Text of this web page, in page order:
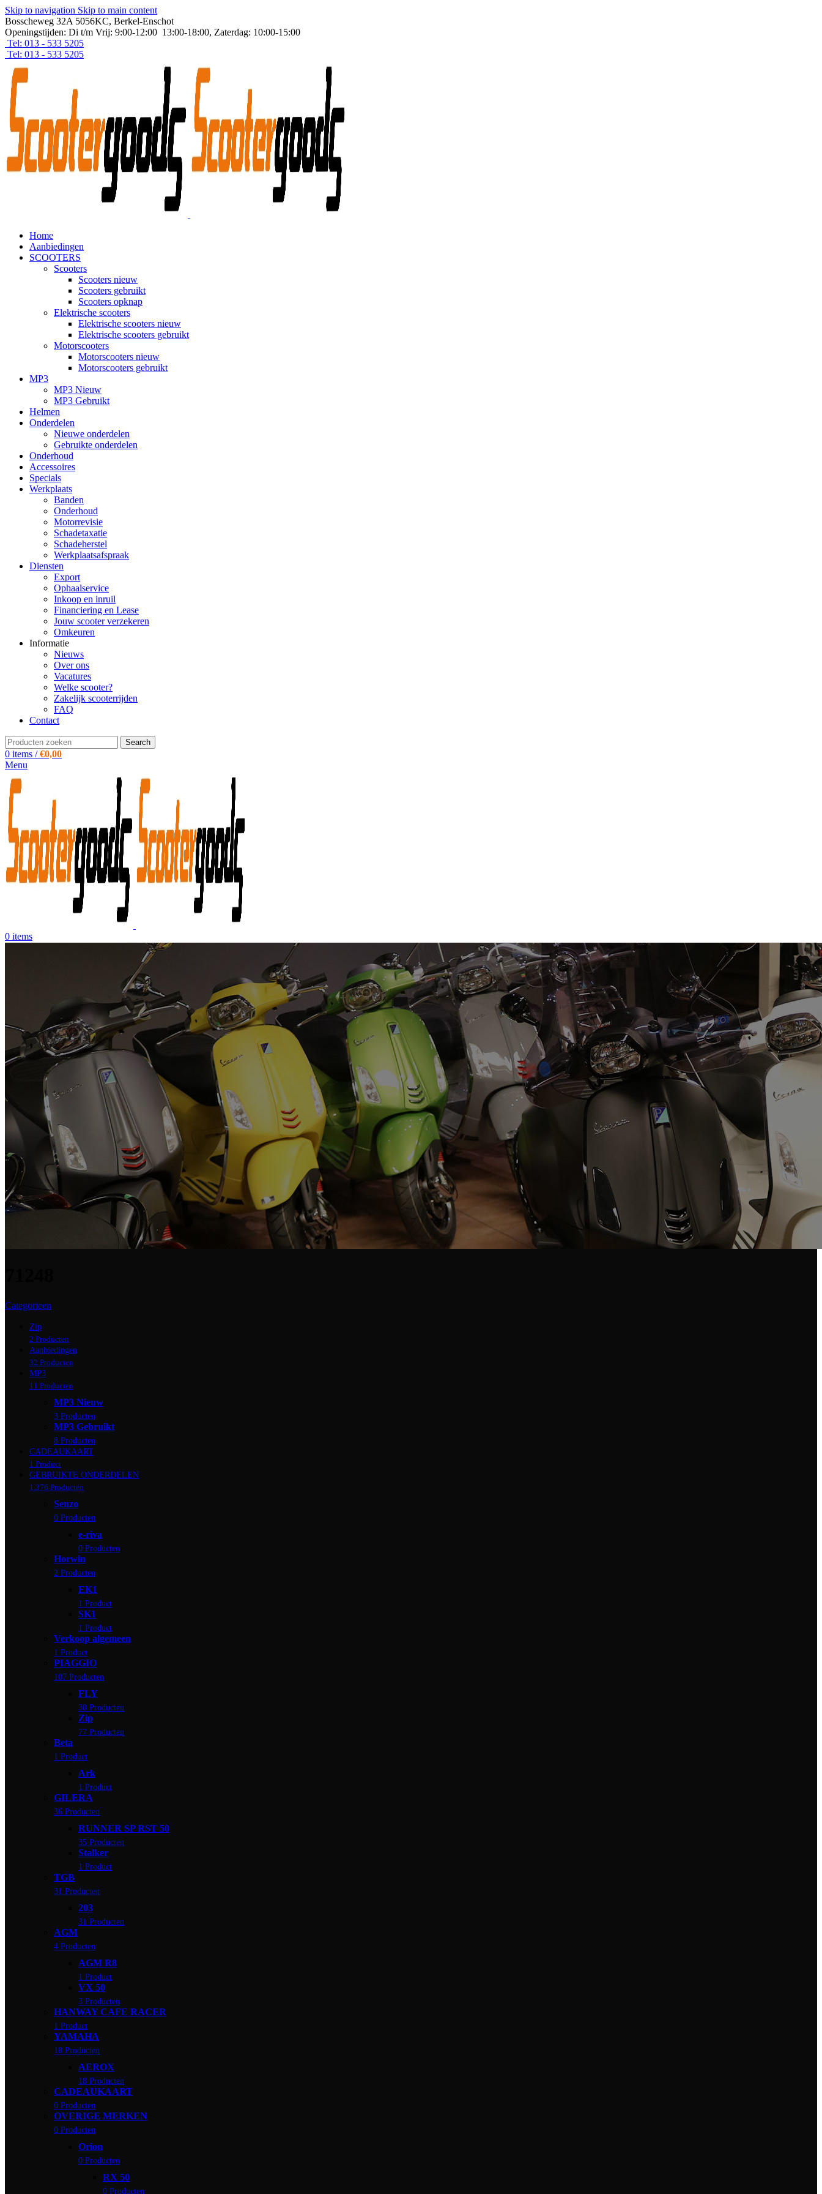
Skip to navigation Skip to main content
Bosscheweg 32A 5056KC, Berkel-Enschot
Openingstijden: Di t/m Vrij: 9:00-12:00 13:00-18:00, Zaterdag: 10:00-15:00
Tel: 013 - 533 5205
Tel: 013 - 533 5205
Home
Aanbiedingen
SCOOTERS
Scooters
Scooters nieuw
Scooters gebruikt
Scooters opknap
Elektrische scooters
Elektrische scooters nieuw
Elektrische scooters gebruikt
Motorscooters
Motorscooters nieuw
Motorscooters gebruikt
MP3
MP3 Nieuw
MP3 Gebruikt
Helmen
Onderdelen
Nieuwe onderdelen
Gebruikte onderdelen
Onderhoud
Accessoires
Specials
Werkplaats
Banden
Onderhoud
Motorrevisie
Schadetaxatie
Schadeherstel
Werkplaatsafspraak
Diensten
Export
Ophaalservice
Inkoop en inruil
Financiering en Lease
Jouw scooter verzekeren
Omkeuren
Informatie
Nieuws
Over ons
Vacatures
Welke scooter?
Zakelijk scooterrijden
FAQ
Contact
Search
0 items / €0,00
Menu
0 items
Categorieen
Zip
2 Producten
Aanbiedingen
32 Producten
MP3
11 Producten
MP3 Nieuw
3 Producten
MP3 Gebruikt
8 Producten
CADEAUKAART
1 Product
GEBRUIKTE ONDERDELEN
1.376 Producten
Senzo
0 Producten
e-riva
0 Producten
Horwin
2 Producten
EK1
1 Product
SK1
1 Product
Verkoop algemeen
1 Product
PIAGGIO
107 Producten
FLY
30 Producten
Zip
77 Producten
Beta
1 Product
Ark
1 Product
GILERA
36 Producten
RUNNER SP RST 50
35 Producten
Stalker
1 Product
TGB
31 Producten
203
31 Producten
AGM
4 Producten
AGM R8
1 Product
VX 50
3 Producten
HANWAY CAFE RACER
1 Product
YAMAHA
18 Producten
AEROX
18 Producten
CADEAUKAART
0 Producten
OVERIGE MERKEN
0 Producten
Orion
0 Producten
RX 50
0 Producten